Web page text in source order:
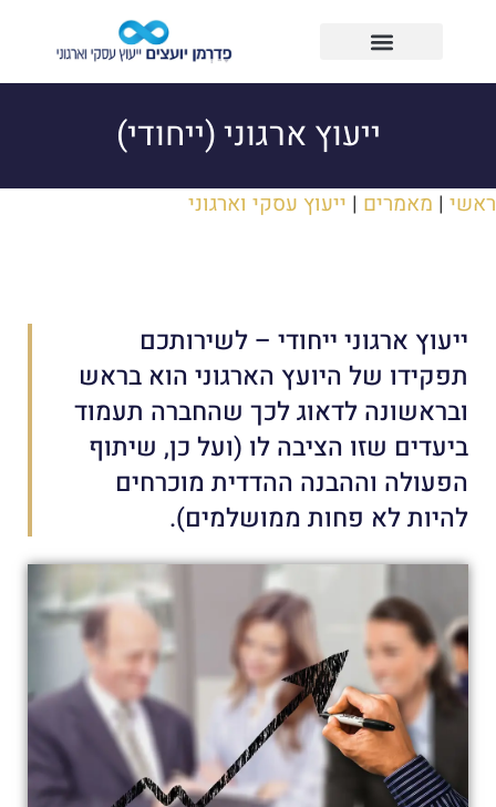
ייעוץ ארגוני (ייחודי)
ראשי | מאמרים | ייעוץ עסקי וארגוני
ייעוץ ארגוני ייחודי – לשירותכם
תפקידו של היועץ הארגוני הוא בראש
ובראשונה לדאוג לכך שהחברה תעמוד
ביעדים שזו הציבה לו (ועל כן, שיתוף
הפעולה וההבנה ההדדית מוכרחים
להיות לא פחות ממושלמים).